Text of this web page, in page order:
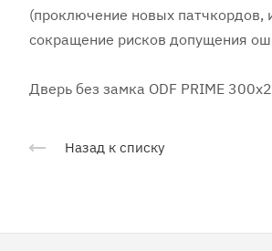
(проключение новых
сокращение рисков допущения
Дверь без замка ODF PRIME
Назад к списку